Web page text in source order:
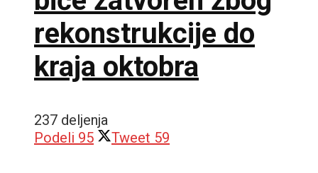
rekonstrukcije do
kraja oktobra
237 deljenja
Podeli 95 Tweet 59